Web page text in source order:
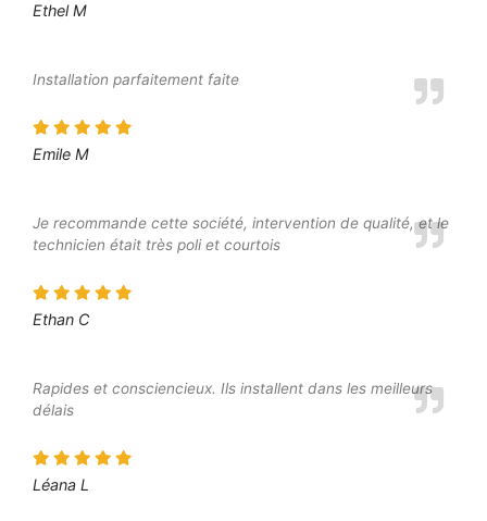
Ethel M
Installation parfaitement faite
Emile M
Je recommande cette société, intervention de qualité, et le
technicien était très poli et courtois
Ethan C
Rapides et consciencieux. Ils installent dans les meilleurs
délais
Léana L